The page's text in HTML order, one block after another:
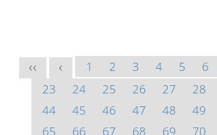
<< < 1 2 3 4 5 6
23
24 25 26 27 28
44
45 46 47 48 49
65
66 67 68 69 70